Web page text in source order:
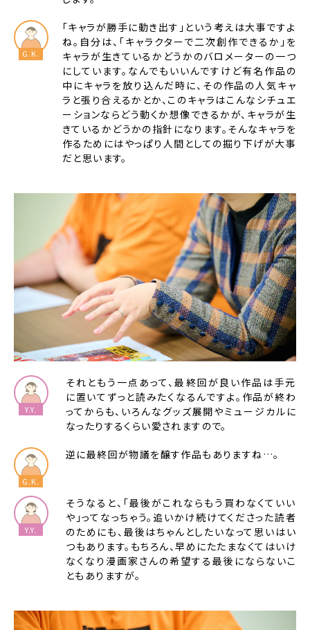
「キャラが勝手に動き出す」という考えは大事ですよ
ね。自分は、「キャラクターで二次創作できるか」を
キャラが生きているかどうかのバロメーターの一つ
にしています。なんでもいいんですけど有名作品の
中にキャラを放り込んだ時に、その作品の人気キャ
ラと張り合えるかとか、このキャラはこんなシチュエ
ーションならどう動くか想像できるかが、キャラが生
きているかどうかの指針になります。そんなキャラを
作るためにはやっぱり人間としての掘り下げが大事
だと思います。
それともう一点あって、最終回が良い作品は手元
に置いてずっと読みたくなるんですよ。作品が終わ
ってからも、いろんなグッズ展開やミュージカルに
なったりするくらい愛されますので。
逆に最終回が物議を醸す作品もありますね…。
そうなると、「最後がこれならもう買わなくていい
や」ってなっちゃう。追いかけ続けてくださった読者
のためにも、最後はちゃんとしたいなって思いはい
つもあります。もちろん、早めにたたまなくてはいけ
なくなり漫画家さんの希望する最後にならないこ
ともありますが。